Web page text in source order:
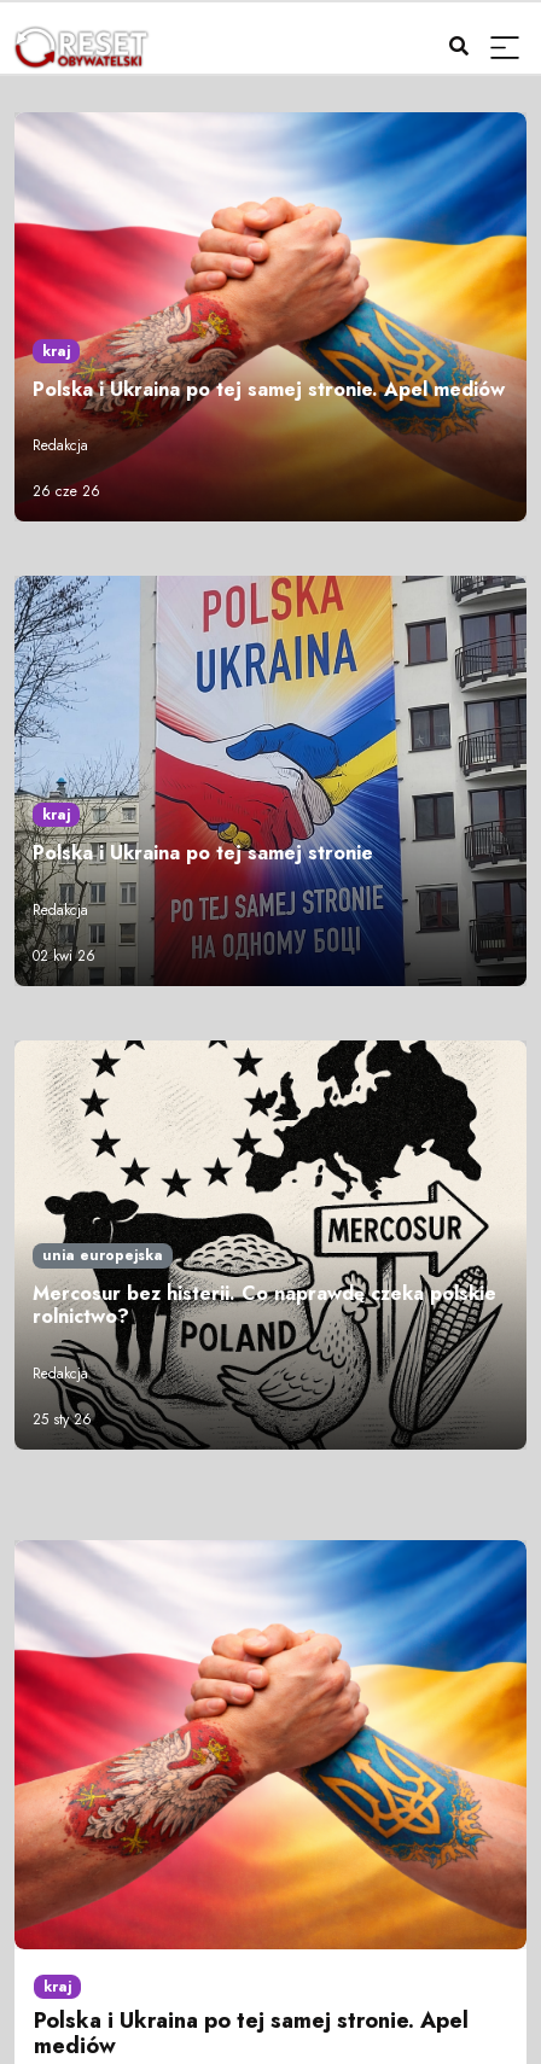
kraj
Polska i Ukraina po tej samej stronie. Apel mediów
Redakcja
26 cze 26
kraj
Polska i Ukraina po tej samej stronie
Redakcja
02 kwi 26
unia europejska
Mercosur bez histerii. Co naprawdę czeka polskie
rolnictwo?
Redakcja
25 sty 26
kraj
Polska i Ukraina po tej samej stronie. Apel
mediów